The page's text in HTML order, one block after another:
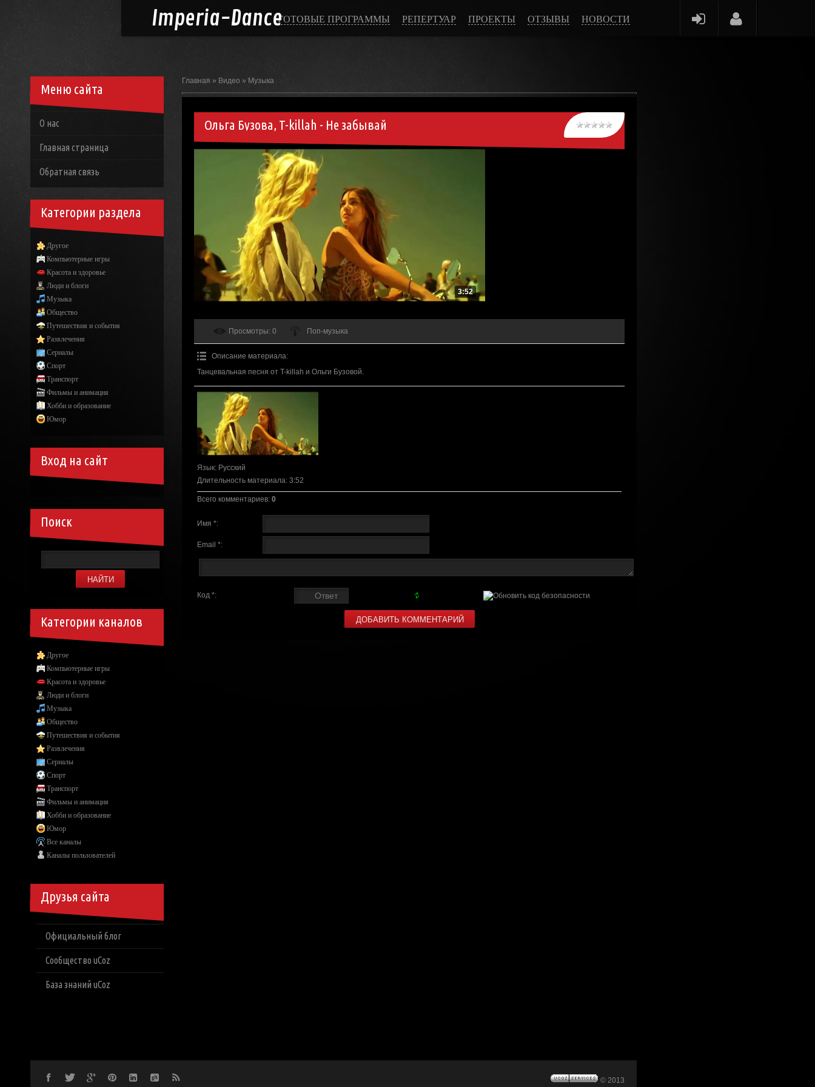
Imperia-DanceГОТОВЫЕ ПРОГРАММЫ РЕПЕРТУАР ПРОЕКТЫ ОТЗЫВЫ НОВОСТИ
Главная » Видео » Музыка
Ольга Бузова, T-killah - Не забывай
3:52
Просмотры: 0 Поп-музыка
Описание материала:
Танцевальная песня от T-killah и Ольги Бузовой.
Язык: Русский
Длительность материала: 3:52
Всего комментариев: 0
Имя *:
Email *:
Код *:
Меню сайта
О нас
Главная страница
Обратная связь
Категории раздела
Другое
Компьютерные игры
Красота и здоровье
Люди и блоги
Музыка
Общество
Путешествия и события
Развлечения
Сериалы
Спорт
Транспорт
Фильмы и анимация
Хобби и образование
Юмор
Вход на сайт
Поиск
Категории каналов
Другое
Компьютерные игры
Красота и здоровье
Люди и блоги
Музыка
Общество
Путешествия и события
Развлечения
Сериалы
Спорт
Транспорт
Фильмы и анимация
Хобби и образование
Юмор
Все каналы
Каналы пользователей
Друзья сайта
Официальный блог
Сообщество uCoz
База знаний uCoz
© 2013